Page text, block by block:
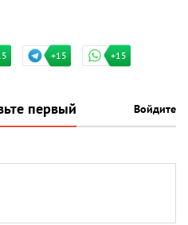
+15 +15
первый Войдите